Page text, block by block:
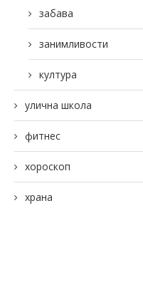
забава
занимливости
култура
улична школа
фитнес
хороскоп
храна